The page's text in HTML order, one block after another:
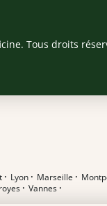
Tous droits
· Lyon · Marseille ·
· Vannes ·